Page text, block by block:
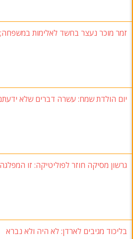
זמר מוכר נעצר בחשד לאלימות
יום הולדת שמח: עשרה דברים שלא
גרשון מסיקה חוזר לפוליטיקה: זו
בליכוד מגיבים לארדן: לא היה ולא נברא